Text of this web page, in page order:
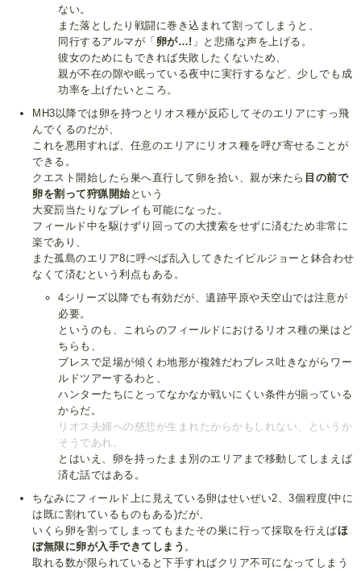
ない。
また落としたり戦闘に巻き込まれて割ってしまうと、
同行するアルマが「 卵が…! 」と悲痛な声を上げる。
彼女のためにもできれば失敗したくないため、
親が不在の隙や眠っている夜中に実行するなど、少しでも成
功率を上げたいところ。
MH3以降では卵を持つとリオス種が反応してそのエリアにすっ飛
んでくるのだが、
これを悪用すれば、任意のエリアにリオス種を呼び寄せることが
できる。
クエスト開始したら巣へ直行して卵を拾い、親が来たら 目の前で
卵を割って狩猟開始 という
大変罰当たりなプレイも可能になった。
フィールド中を駆けずり回っての大捜索をせずに済むため非常に
楽であり、
また孤島のエリア8に呼べば乱入してきたイビルジョーと鉢合わせ
なくて済むという利点もある。
4シリーズ以降でも有効だが、遺跡平原や天空山では注意が
必要。
というのも、これらのフィールドにおけるリオス種の巣はど
ちらも、
ブレスで足場が傾くわ地形が複雑だわブレス吐きながらワー
ルドツアーするわと、
ハンターたちにとってなかなか戦いにくい条件が揃っている
からだ。
リオス夫婦への慈悲が生まれたからかもしれない、というか
そうであれ。
とはいえ、卵を持ったまま別のエリアまで移動してしまえば
済む話ではある。
ちなみにフィールド上に見えている卵はせいぜい2、3個程度(中に
は既に割れているものもある)だが、
いくら卵を割ってしまってもまたその巣に行って採取を行えばほ
ぼ無限に卵が入手できてしまう 。
取れる数が限られていると下手すればクリア不可になってしまう